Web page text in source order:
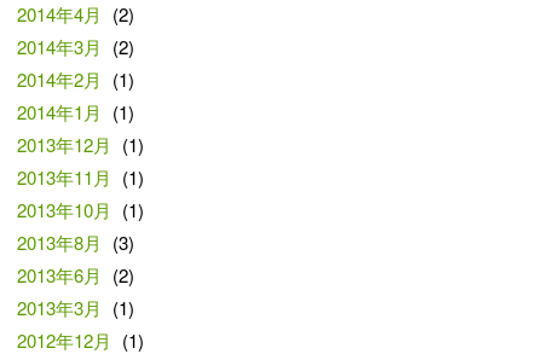
2014年4月
(2)
2014年3月
(2)
2014年2月
(1)
2014年1月
(1)
2013年12月
(1)
2013年11月
(1)
2013年10月
(1)
2013年8月
(3)
2013年6月
(2)
2013年3月
(1)
2012年12月
(1)